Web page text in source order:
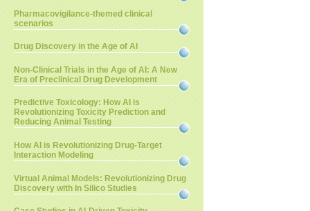
Pharmacovigilance-themed clinical
scenarios
Drug Discovery in the Age of AI
Non-Clinical Trials in the Age of AI: A New
Era of Preclinical Drug Development
Predictive Toxicology: How AI is
Revolutionizing Toxicity Prediction and
Reducing Animal Testing
How AI is Revolutionizing Drug-Target
Interaction Modeling
Virtual Animal Models: Revolutionizing Drug
Discovery with In Silico Studies